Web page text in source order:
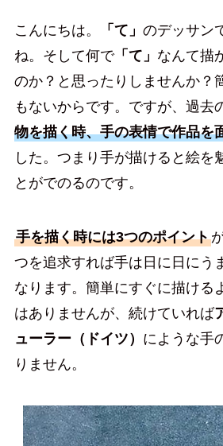
こんにちは。 「て」 のデッサン
ね。そして何で「て」 なんて描
のか？と思ったりしませんか？
もないからです。ですが、過去
物を描く時、手の表情で作品を
した。つまり手が描けると絵を
とがでのるのです。
手を描く時には3つのポイント
つを追求すれば手は日に日にう
なります。簡単にすぐに描ける
はありませんが、続けていれば
ューラー（ドイツ） にような手
りません。